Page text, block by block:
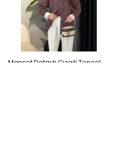
Manşet Detaylı Çizgili Tencel